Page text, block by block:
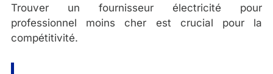
Trouver un fournisseur électricité pour
professionnel moins cher est crucial pour la
compétitivité.